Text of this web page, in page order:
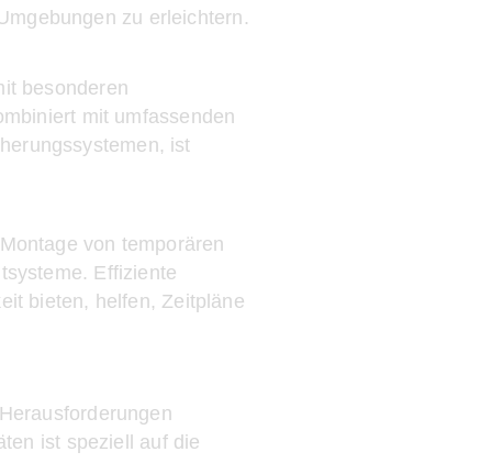
zu erleichtern.
besonderen
mit umfassenden
ist
von temporären
Effiziente
bieten, helfen, Zeitpläne
ist speziell auf die